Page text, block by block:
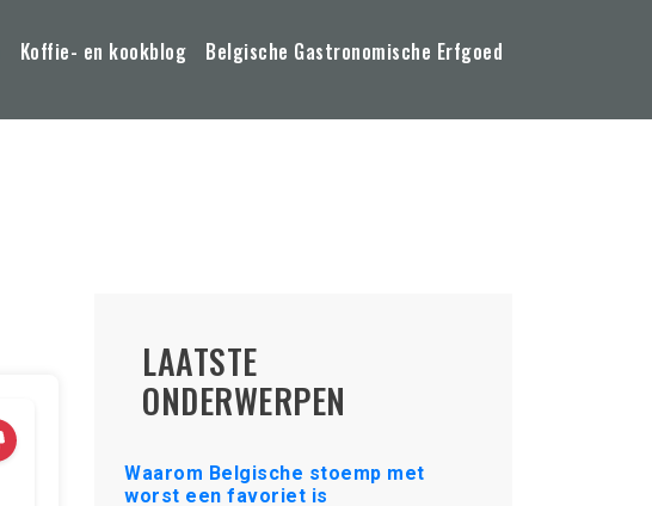
Koffie- en kookblog Belgische Gastronomische Erfgoed
LAATSTE
ONDERWERPEN
Waarom Belgische stoemp met
worst een favoriet is